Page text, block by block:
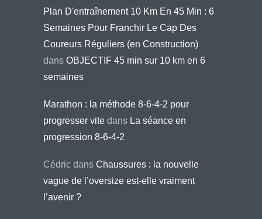
Plan D'entraînement 10 Km En 45 Min : 6
Semaines Pour Franchir Le Cap Des
Coureurs Réguliers (en Construction)
dans OBJECTIF 45 min sur 10 km en 6
semaines
Marathon : la méthode 8-6-4-2 pour
progresser vite dans La séance en
progression 8-6-4-2
Cédric dans Chaussures : la nouvelle
vague de l’oversize est-elle vraiment
l’avenir ?